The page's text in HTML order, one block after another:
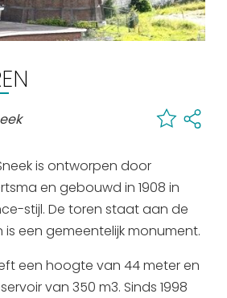
Sneek
van Sneek
is ontworpen door
en gebouwd in 1908 in
stijl. De toren staat aan de
is een gemeentelijk monument.
een hoogte van 44 meter en
van 350 m3. Sinds 1998